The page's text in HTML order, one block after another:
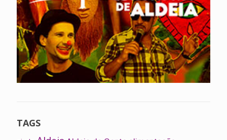
TAGS